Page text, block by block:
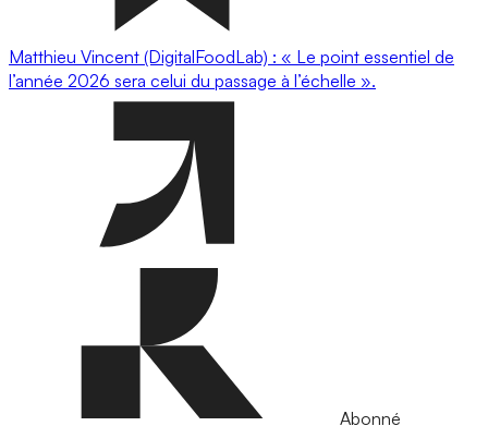
Matthieu Vincent (DigitalFoodLab) : « Le point essentiel de
l’année 2026 sera celui du passage à l’échelle ».
Abonné